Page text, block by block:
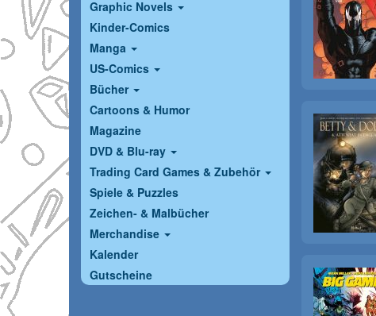
Graphic Novels
Kinder-Comics
Manga
US-Comics
Bücher
Cartoons & Humor
Magazine
DVD & Blu-ray
Trading Card Games & Zubehör
Spiele & Puzzles
Zeichen- & Malbücher
Merchandise
Kalender
Gutscheine